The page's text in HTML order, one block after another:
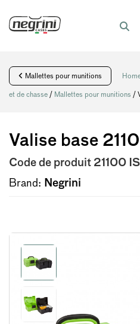
Mallettes pour munitions
et de chasse / Mallettes pour munitions /
Valise base
Code de produit 21100
Brand: Negrini